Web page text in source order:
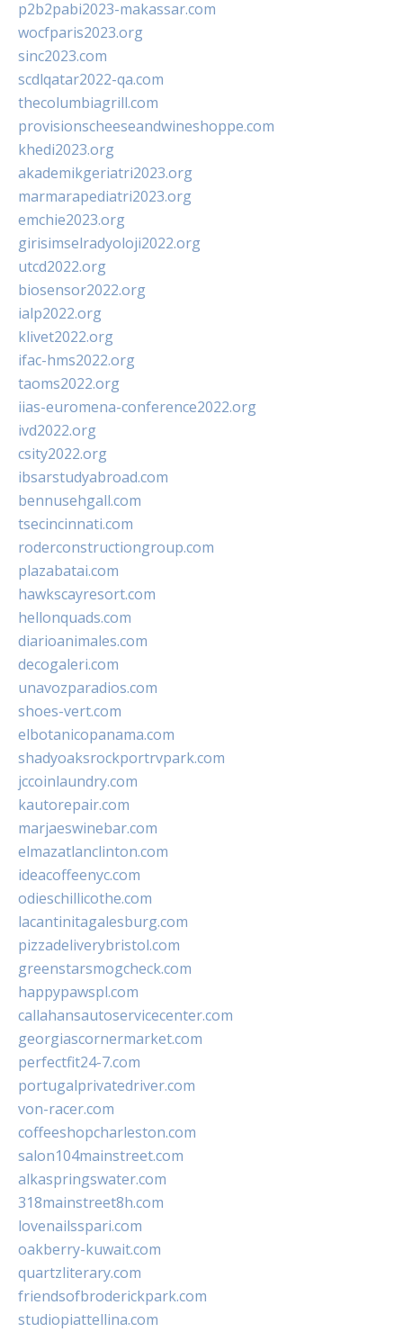
p2b2pabi2023-makassar.com
wocfparis2023.org
sinc2023.com
scdlqatar2022-qa.com
thecolumbiagrill.com
provisionscheeseandwineshoppe.com
khedi2023.org
akademikgeriatri2023.org
marmarapediatri2023.org
emchie2023.org
girisimselradyoloji2022.org
utcd2022.org
biosensor2022.org
ialp2022.org
klivet2022.org
ifac-hms2022.org
taoms2022.org
iias-euromena-conference2022.org
ivd2022.org
csity2022.org
ibsarstudyabroad.com
bennusehgall.com
tsecincinnati.com
roderconstructiongroup.com
plazabatai.com
hawkscayresort.com
hellonquads.com
diarioanimales.com
decogaleri.com
unavozparadios.com
shoes-vert.com
elbotanicopanama.com
shadyoaksrockportrvpark.com
jccoinlaundry.com
kautorepair.com
marjaeswinebar.com
elmazatlanclinton.com
ideacoffeenyc.com
odieschillicothe.com
lacantinitagalesburg.com
pizzadeliverybristol.com
greenstarsmogcheck.com
happypawspl.com
callahansautoservicecenter.com
georgiascornermarket.com
perfectfit24-7.com
portugalprivatedriver.com
von-racer.com
coffeeshopcharleston.com
salon104mainstreet.com
alkaspringswater.com
318mainstreet8h.com
lovenailsspari.com
oakberry-kuwait.com
quartzliterary.com
friendsofbroderickpark.com
studiopiattellina.com